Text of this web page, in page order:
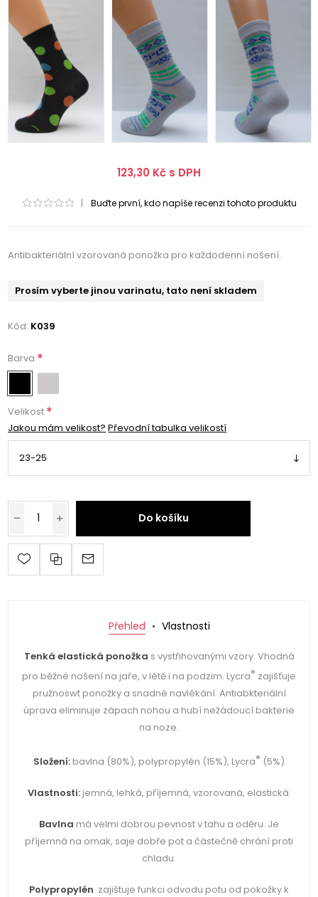
123,30 Kč s DPH
| Buďte první, kdo napíše recenzi tohoto produktu
Antibakteriální vzorovaná ponožka pro každodenní nošení.
Prosím vyberte jinou varinatu, tato není skladem
Kód: K039
Barva *
Velikost *
Jakou mám velikost? Převodní tabulka velikostí
Do košíku
Přehled Vlastnosti
Tenká elastická ponožka s vystřihovanými vzory. Vhodná
pro běžné nošení na jaře, v létě i na podzim. Lycra® zajišťuje
pružnoswt ponožky a snadné navlékání. Antiabkteriální
úprava eliminuje zápach nohou a hubí nežádoucí bakterie
na noze.
Složení: bavlna (80%), polypropylén (15%), Lycra® (5%)
Vlastnosti:jemná, lehká, příjemná, vzorovaná, elastická.
Bavlna má velmi dobrou pevnost v tahu a oděru. Je
příjemná na omak, saje dobře pot a částečně chrání proti
chladu.
Polypropylén zajištuje funkci odvodu potu od pokožky k